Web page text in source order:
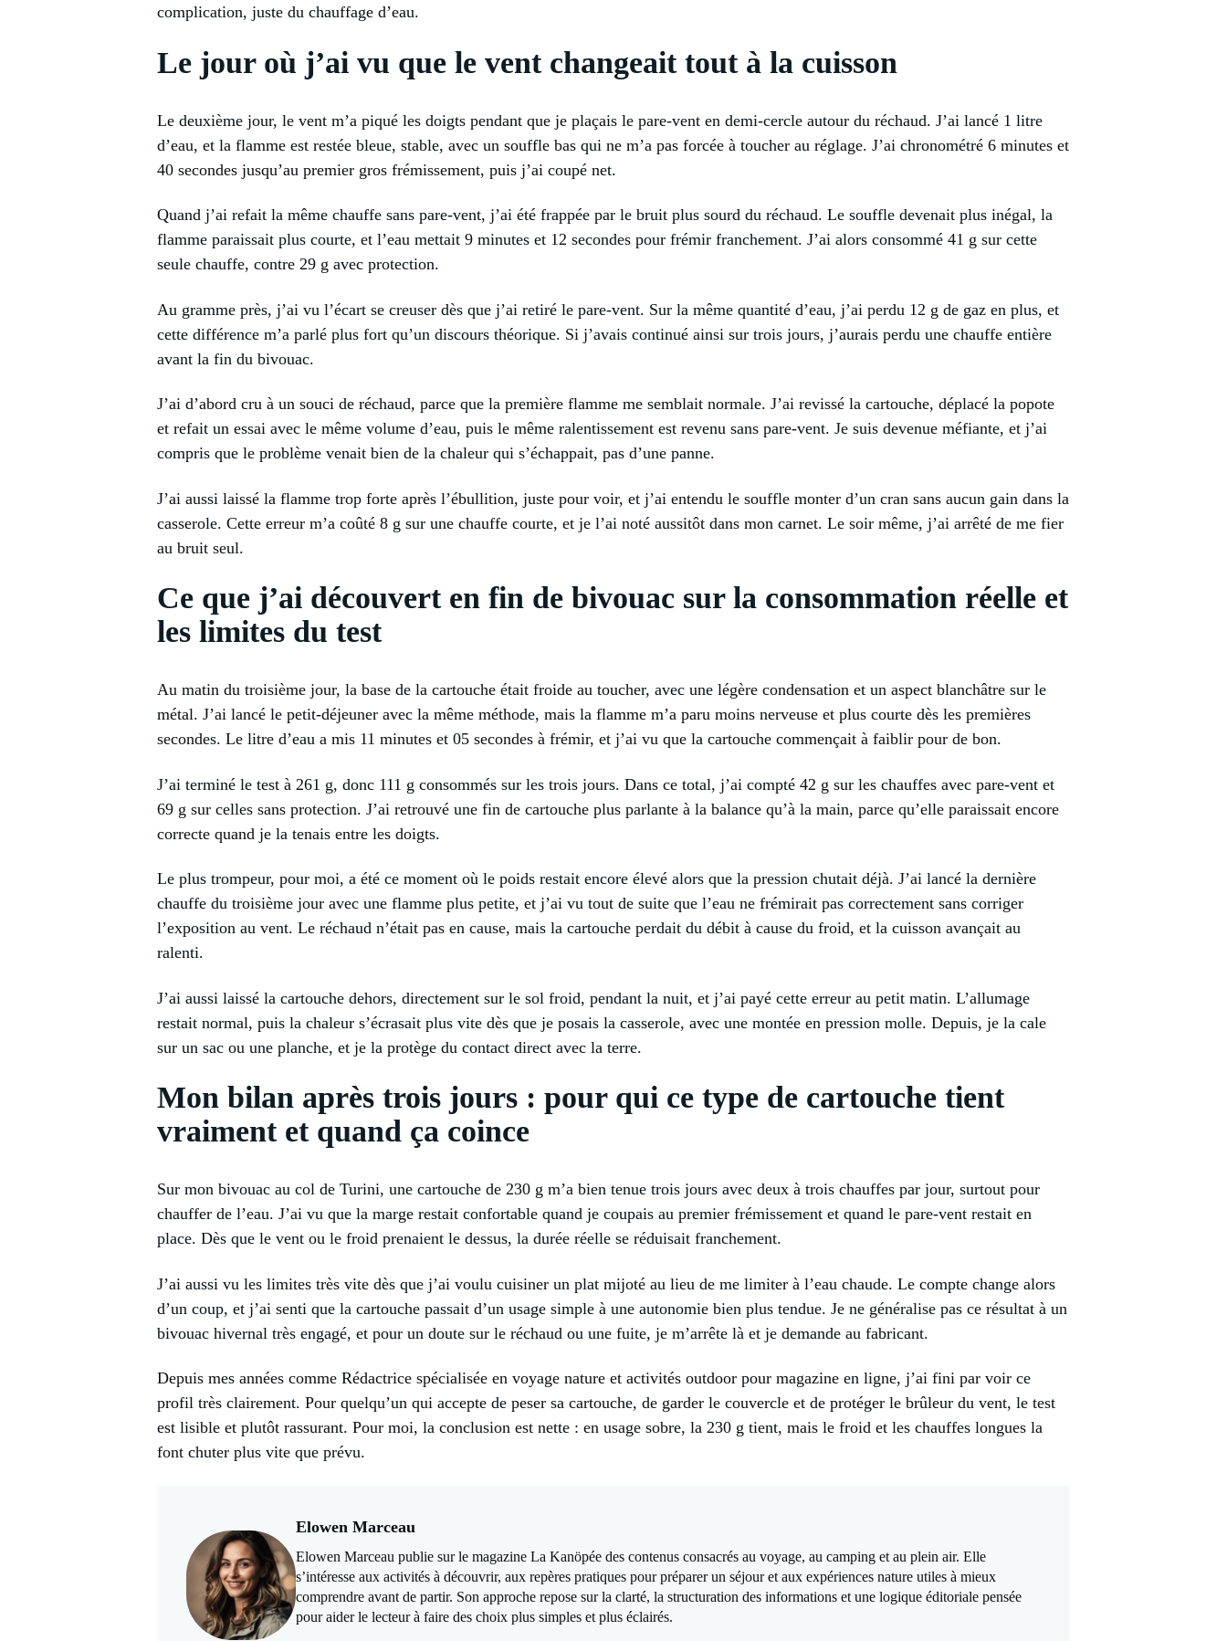
complication, juste du chauffage d’eau.
Le jour où j’ai vu que le vent changeait tout à la cuisson
Le deuxième jour, le vent m’a piqué les doigts pendant que je plaçais le pare-vent en demi-cercle autour du réchaud. J’ai lancé 1 litre
d’eau, et la flamme est restée bleue, stable, avec un souffle bas qui ne m’a pas forcée à toucher au réglage. J’ai chronométré 6 minutes et
40 secondes jusqu’au premier gros frémissement, puis j’ai coupé net.
Quand j’ai refait la même chauffe sans pare-vent, j’ai été frappée par le bruit plus sourd du réchaud. Le souffle devenait plus inégal, la
flamme paraissait plus courte, et l’eau mettait 9 minutes et 12 secondes pour frémir franchement. J’ai alors consommé 41 g sur cette
seule chauffe, contre 29 g avec protection.
Au gramme près, j’ai vu l’écart se creuser dès que j’ai retiré le pare-vent. Sur la même quantité d’eau, j’ai perdu 12 g de gaz en plus, et
cette différence m’a parlé plus fort qu’un discours théorique. Si j’avais continué ainsi sur trois jours, j’aurais perdu une chauffe entière
avant la fin du bivouac.
J’ai d’abord cru à un souci de réchaud, parce que la première flamme me semblait normale. J’ai revissé la cartouche, déplacé la popote
et refait un essai avec le même volume d’eau, puis le même ralentissement est revenu sans pare-vent. Je suis devenue méfiante, et j’ai
compris que le problème venait bien de la chaleur qui s’échappait, pas d’une panne.
J’ai aussi laissé la flamme trop forte après l’ébullition, juste pour voir, et j’ai entendu le souffle monter d’un cran sans aucun gain dans la
casserole. Cette erreur m’a coûté 8 g sur une chauffe courte, et je l’ai noté aussitôt dans mon carnet. Le soir même, j’ai arrêté de me fier
au bruit seul.
Ce que j’ai découvert en fin de bivouac sur la consommation réelle et
les limites du test
Au matin du troisième jour, la base de la cartouche était froide au toucher, avec une légère condensation et un aspect blanchâtre sur le
métal. J’ai lancé le petit-déjeuner avec la même méthode, mais la flamme m’a paru moins nerveuse et plus courte dès les premières
secondes. Le litre d’eau a mis 11 minutes et 05 secondes à frémir, et j’ai vu que la cartouche commençait à faiblir pour de bon.
J’ai terminé le test à 261 g, donc 111 g consommés sur les trois jours. Dans ce total, j’ai compté 42 g sur les chauffes avec pare-vent et
69 g sur celles sans protection. J’ai retrouvé une fin de cartouche plus parlante à la balance qu’à la main, parce qu’elle paraissait encore
correcte quand je la tenais entre les doigts.
Le plus trompeur, pour moi, a été ce moment où le poids restait encore élevé alors que la pression chutait déjà. J’ai lancé la dernière
chauffe du troisième jour avec une flamme plus petite, et j’ai vu tout de suite que l’eau ne frémirait pas correctement sans corriger
l’exposition au vent. Le réchaud n’était pas en cause, mais la cartouche perdait du débit à cause du froid, et la cuisson avançait au
ralenti.
J’ai aussi laissé la cartouche dehors, directement sur le sol froid, pendant la nuit, et j’ai payé cette erreur au petit matin. L’allumage
restait normal, puis la chaleur s’écrasait plus vite dès que je posais la casserole, avec une montée en pression molle. Depuis, je la cale
sur un sac ou une planche, et je la protège du contact direct avec la terre.
Mon bilan après trois jours : pour qui ce type de cartouche tient
vraiment et quand ça coince
Sur mon bivouac au col de Turini, une cartouche de 230 g m’a bien tenue trois jours avec deux à trois chauffes par jour, surtout pour
chauffer de l’eau. J’ai vu que la marge restait confortable quand je coupais au premier frémissement et quand le pare-vent restait en
place. Dès que le vent ou le froid prenaient le dessus, la durée réelle se réduisait franchement.
J’ai aussi vu les limites très vite dès que j’ai voulu cuisiner un plat mijoté au lieu de me limiter à l’eau chaude. Le compte change alors
d’un coup, et j’ai senti que la cartouche passait d’un usage simple à une autonomie bien plus tendue. Je ne généralise pas ce résultat à un
bivouac hivernal très engagé, et pour un doute sur le réchaud ou une fuite, je m’arrête là et je demande au fabricant.
Depuis mes années comme Rédactrice spécialisée en voyage nature et activités outdoor pour magazine en ligne, j’ai fini par voir ce
profil très clairement. Pour quelqu’un qui accepte de peser sa cartouche, de garder le couvercle et de protéger le brûleur du vent, le test
est lisible et plutôt rassurant. Pour moi, la conclusion est nette : en usage sobre, la 230 g tient, mais le froid et les chauffes longues la
font chuter plus vite que prévu.
Elowen Marceau
Elowen Marceau publie sur le magazine La Kanöpée des contenus consacrés au voyage, au camping et au plein air. Elle
s’intéresse aux activités à découvrir, aux repères pratiques pour préparer un séjour et aux expériences nature utiles à mieux
comprendre avant de partir. Son approche repose sur la clarté, la structuration des informations et une logique éditoriale pensée
pour aider le lecteur à faire des choix plus simples et plus éclairés.